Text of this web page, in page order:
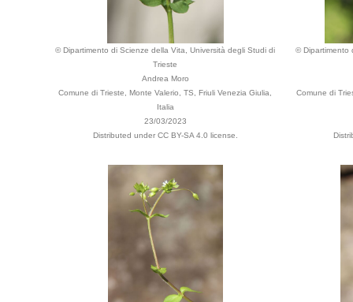
© Dipartimento di Scienze della Vita, Università degli Studi di
Trieste
Andrea Moro
Comune di Trieste, Monte Valerio, TS, Friuli Venezia Giulia,
Italia
23/03/2023
Distributed under CC BY-SA 4.0 license.
© Dipartimento
Comune di